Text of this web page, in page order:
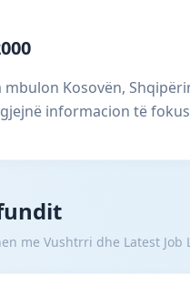
mbulon Kosovën,
informacion të
me Vushtrri dhe Latest Job